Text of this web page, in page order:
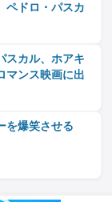
ペドロ・パスカ
スカル、ホアキ
マンス映画に出
を爆笑させる